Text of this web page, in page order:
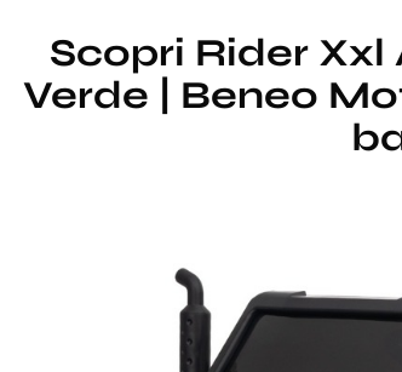
Scopri Rider Xxl
Verde | Beneo